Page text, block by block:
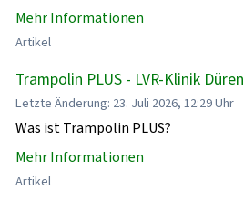
Mehr Informationen
Artikel
Trampolin PLUS - LVR-Klinik Düren
Letzte Änderung: 23. Juli 2026, 12:29 Uhr
Was ist Trampolin PLUS?
Mehr Informationen
Artikel